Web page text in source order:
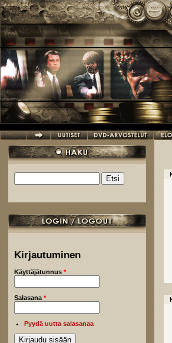
Hyppää pääsisältöön
Hakulomake
Kirjautuminen
Käyttäjätunnus *
Salasana *
Pyydä uutta salasanaa